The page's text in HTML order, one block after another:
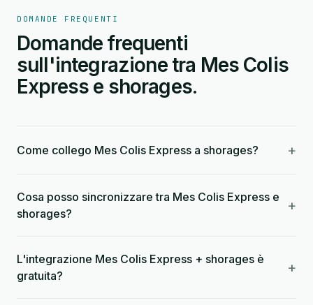
DOMANDE FREQUENTI
Domande frequenti
sull'integrazione tra Mes Colis
Express e shorages.
Come collego Mes Colis Express a shorages? +
Cosa posso sincronizzare tra Mes Colis Express e
shorages?
+
L'integrazione Mes Colis Express + shorages è
gratuita?
+